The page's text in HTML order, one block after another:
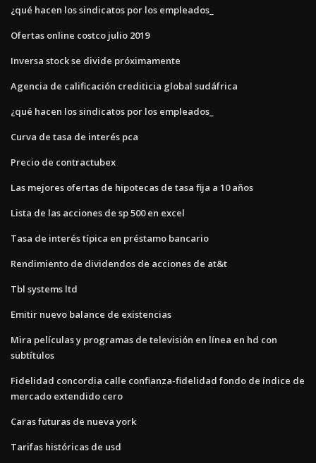
¿qué hacen los sindicatos por los empleados_
Ofertas online costco julio 2019
Inversa stock se divide próximamente
Agencia de calificación crediticia global sudáfrica
¿qué hacen los sindicatos por los empleados_
Curva de tasa de interés pca
Precio de contractubex
Las mejores ofertas de hipotecas de tasa fija a 10 años
Lista de las acciones de sp 500 en excel
Tasa de interés típica en préstamo bancario
Rendimiento de dividendos de acciones de at&t
Tbl systems ltd
Emitir nuevo balance de existencias
Mira películas y programas de televisión en línea en hd con
subtítulos
Fidelidad concordia calle confianza-fidelidad fondo de índice de
mercado extendido cero
Caras futuras de nueva york
Tarifas históricas de usd